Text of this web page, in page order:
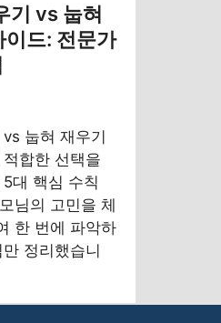
기 vs 눕혀
드: 전문가
눕혀 재우기
합한 선택을
대 핵심 수칙
님의 고민을 체
한 번에 파악하
정리했습니